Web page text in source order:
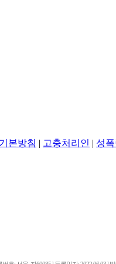
본방침 | 고충처리인 | 성폭